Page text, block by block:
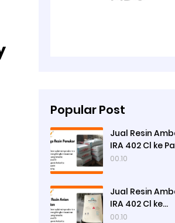
Popular Post
Jual Resin
IRA 402 Cl ke
Ady Water
00.10
Jual Resin
IRA 402 Cl ke
Pamekasan -
00.10